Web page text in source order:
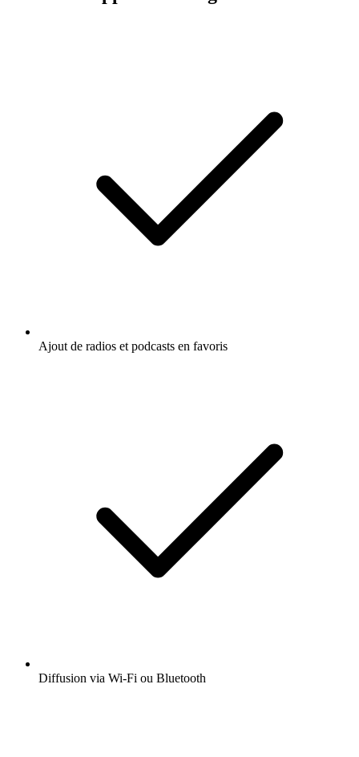
Ajout de radios et podcasts en favoris
Diffusion via Wi-Fi ou Bluetooth